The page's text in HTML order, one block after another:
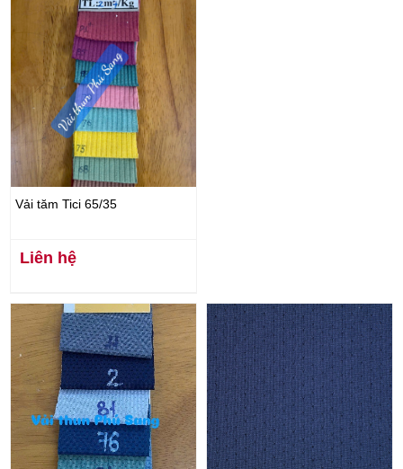
Vải tăm Tici 65/35
Liên hệ